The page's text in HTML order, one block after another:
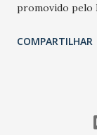
promovido pelo
e lideranças do
LinkedIn, VISA,
COMPARTILHAR